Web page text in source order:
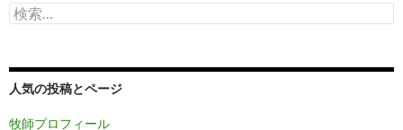
検
索:
人気の投稿とページ
牧師プロフィール